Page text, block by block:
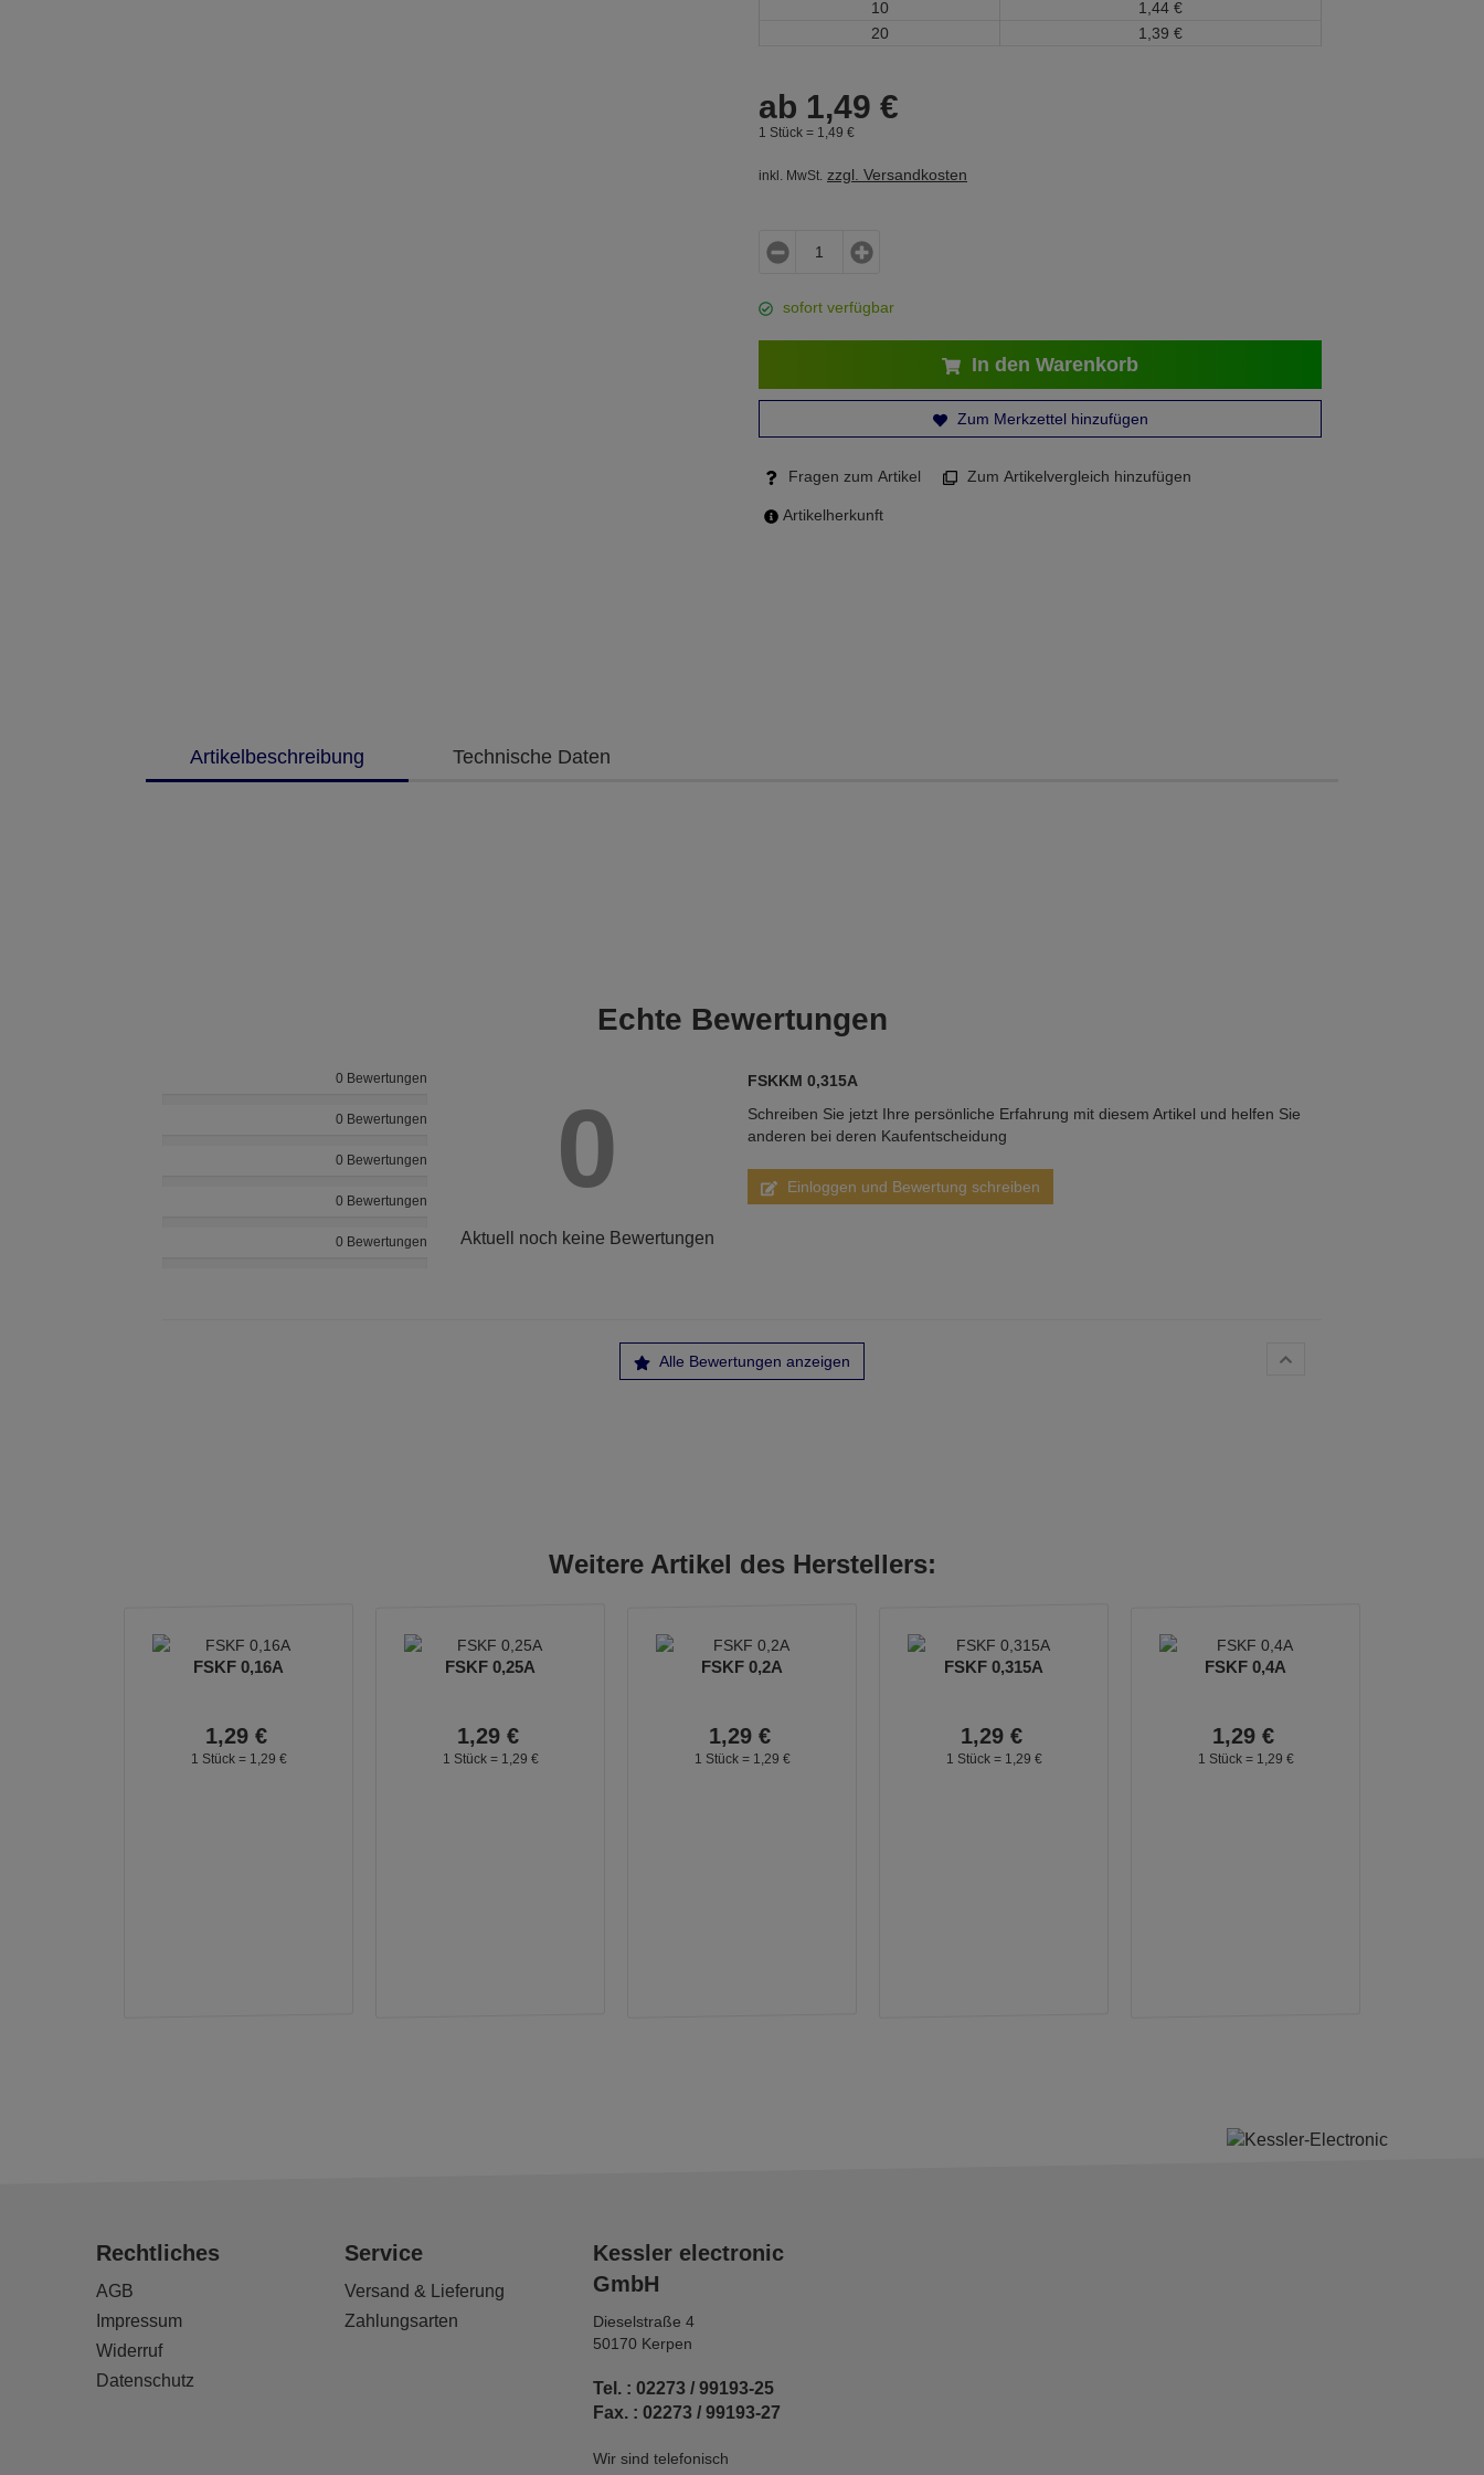
10
1, 44 €
20
1, 39 €
ab 1,49 €
1 Stück = 1, 49 €
inkl. MwSt. zzgl. Versandkosten
sofort verfügbar
In den Warenkorb
Zum Merkzettel hinzufügen
Fragen zum Artikel Zum Artikelvergleich hinzufügen
Artikelherkunft
Artikelbeschreibung Technische Daten
Echte Bewertungen
0 Bewertungen
0 Bewertungen
0 Bewertungen
0 Bewertungen
0 Bewertungen
0
Aktuell noch keine Bewertungen
FSKKM 0,315A
Schreiben Sie jetzt Ihre persönliche Erfahrung mit diesem Artikel und helfen Sie
anderen bei deren Kaufentscheidung
Einloggen und Bewertung schreiben
Alle Bewertungen anzeigen
Weitere Artikel des Herstellers:
FSKF 0,16A
1,29 €
1 Stück = 1, 29 €
FSKF 0,25A
1,29 €
1 Stück = 1, 29 €
FSKF 0,2A
1,29 €
1 Stück = 1, 29 €
FSKF 0,315A
1,29 €
1 Stück = 1, 29 €
FSKF 0,4A
1,29 €
1 Stück = 1, 29 €
Rechtliches
AGB
Impressum
Widerruf
Datenschutz
Service
Versand & Lieferung
Zahlungsarten
Kessler electronic
GmbH
Dieselstraße 4
50170 Kerpen
Tel. : 02273 / 99193-25
Fax. : 02273 / 99193-27
Wir sind telefonisch